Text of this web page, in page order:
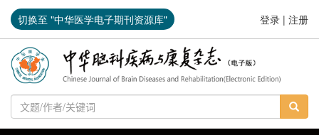
切换至 "中华医学电子期刊资源库" 登录 | 注册